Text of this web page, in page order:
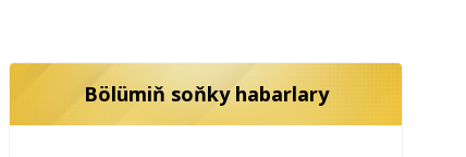
Bölümiň soňky habarlary